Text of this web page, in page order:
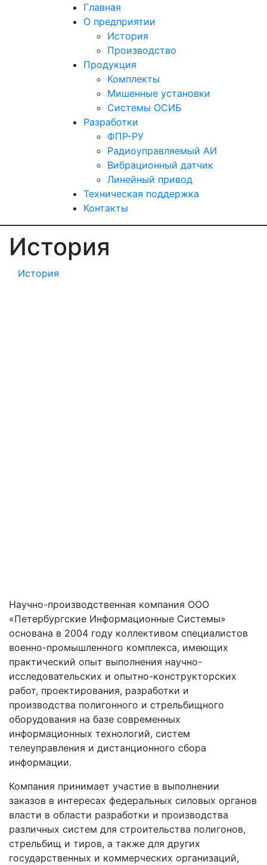
Главная
О предприятии
История
Производство
Продукция
Комплекты
Мишенные установки
Системы ОСИБ
Разработки
ФПР-РУ
Радиоуправляемый АИ
Вибрационный датчик
Линейный привод
Техническая поддержка
Контакты
История
История
Научно-производственная компания ООО
«Петербургские Информационные Системы»
основана в 2004 году коллективом специалистов
военно-промышленного комплекса, имеющих
практический опыт выполнения научно-
исследовательских и опытно-конструкторских
работ, проектирования, разработки и
производства полигонного и стрельбищного
оборудования на базе современных
информационных технологий, систем
телеуправления и дистанционного сбора
информации.
Компания принимает участие в выполнении
заказов в интересах федеральных силовых органов
власти в области разработки и производства
различных систем для строительства полигонов,
стрельбищ и тиров, а также для других
государственных и коммерческих организаций,